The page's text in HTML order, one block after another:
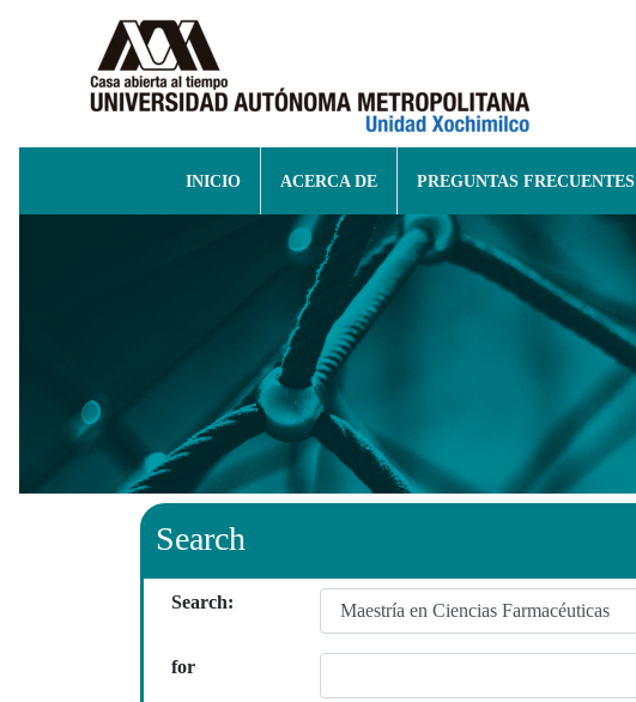
INICIO ACERCA DE PREGUNTAS FRECUENTES
Search
Search:
for